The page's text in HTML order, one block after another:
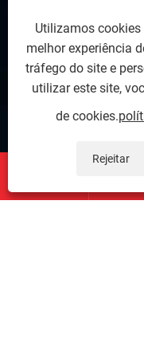
Produtos
Contate-nos
Utilizamos
melhor experiência
tráfego do site e
utilizar este site,
de cookies.
Rejeitar